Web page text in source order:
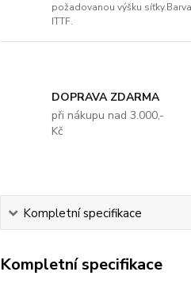
požadovanou výšku
ITTF.
DOPRAVA ZDARMA
při nákupu nad 3.000,-
Kč
Kompletní specifikace
Kompletní specifikace